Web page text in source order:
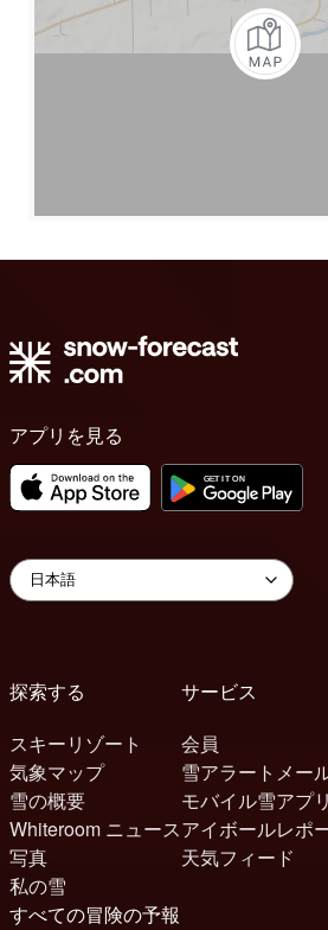
アプリを見る
探索する
スキーリゾート
気象マップ
雪の概要
Whiteroom ニュース
写真
私の雪
サービス
会員
雪アラートメー
モバイル雪アプリ
アイボールレポ
天気フィード
すべての冒険の予報